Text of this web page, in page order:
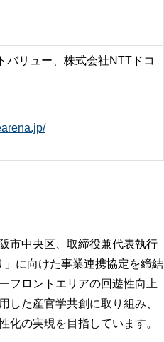
バリュー、株式会社NTTドコ
市中央区、取締役兼代表執行
に向けた事業連携協定を締結
フロントエリアの回遊性向上
した産官学共創に取り組み、
化の実現を目指しています。